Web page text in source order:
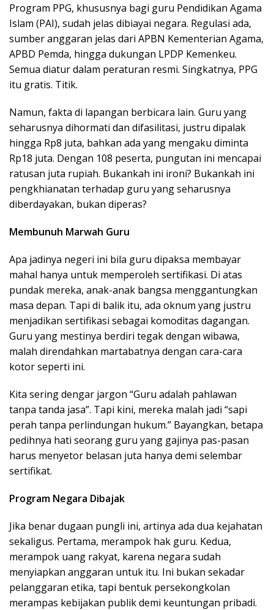
Program PPG, khususnya bagi guru Pendidikan Agama
Islam (PAI), sudah jelas dibiayai negara. Regulasi ada,
sumber anggaran jelas dari APBN Kementerian Agama,
APBD Pemda, hingga dukungan LPDP Kemenkeu.
Semua diatur dalam peraturan resmi. Singkatnya, PPG
itu gratis. Titik.
Namun, fakta di lapangan berbicara lain. Guru yang
seharusnya dihormati dan difasilitasi, justru dipalak
hingga Rp8 juta, bahkan ada yang mengaku diminta
Rp18 juta. Dengan 108 peserta, pungutan ini mencapai
ratusan juta rupiah. Bukankah ini ironi? Bukankah ini
pengkhianatan terhadap guru yang seharusnya
diberdayakan, bukan diperas?
Membunuh Marwah Guru
Apa jadinya negeri ini bila guru dipaksa membayar
mahal hanya untuk memperoleh sertifikasi. Di atas
pundak mereka, anak-anak bangsa menggantungkan
masa depan. Tapi di balik itu, ada oknum yang justru
menjadikan sertifikasi sebagai komoditas dagangan.
Guru yang mestinya berdiri tegak dengan wibawa,
malah direndahkan martabatnya dengan cara-cara
kotor seperti ini.
Kita sering dengar jargon “Guru adalah pahlawan
tanpa tanda jasa”. Tapi kini, mereka malah jadi “sapi
perah tanpa perlindungan hukum.” Bayangkan, betapa
pedihnya hati seorang guru yang gajinya pas-pasan
harus menyetor belasan juta hanya demi selembar
sertifikat.
Program Negara Dibajak
Jika benar dugaan pungli ini, artinya ada dua kejahatan
sekaligus. Pertama, merampok hak guru. Kedua,
merampok uang rakyat, karena negara sudah
menyiapkan anggaran untuk itu. Ini bukan sekadar
pelanggaran etika, tapi bentuk persekongkolan
merampas kebijakan publik demi keuntungan pribadi.